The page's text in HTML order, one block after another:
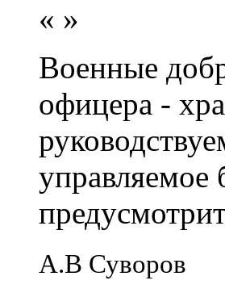
« »
Военные
офицера -
управляемое
А.В Суворов